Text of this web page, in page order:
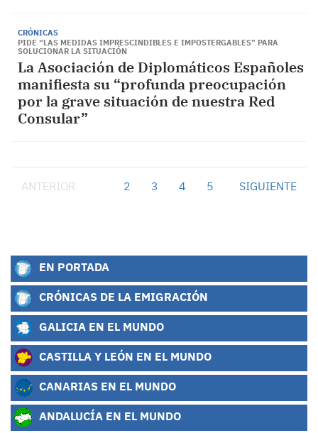
CRÓNICAS
PIDE “LAS MEDIDAS IMPRESCINDIBLES E IMPOSTERGABLES” PARA
SOLUCIONAR LA SITUACIÓN
La Asociación de Diplomáticos Españoles
manifiesta su “profunda preocupación
por la grave situación de nuestra Red
Consular”
ANTERIOR 2 3 4 5 SIGUIENTE
EN PORTADA
CRÓNICAS DE LA EMIGRACIÓN
GALICIA EN EL MUNDO
CASTILLA Y LEÓN EN EL MUNDO
CANARIAS EN EL MUNDO
ANDALUCÍA EN EL MUNDO